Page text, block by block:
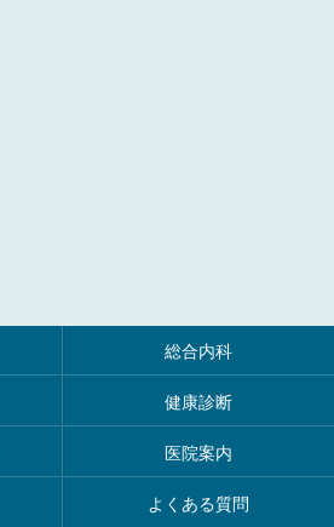
総合内科
健康診断
医院案内
よくある質問